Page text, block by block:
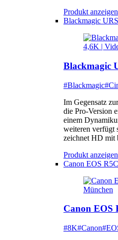
Produkt anzeigen
Blackmagic
Blackmagic
#Blackmagic
Im Gegensatz
die Pro-Version
einem
weiteren verfügt
zeichnet HD mit
Produkt anzeigen
Canon EOS R5C
Canon EOS
#8K#Canon